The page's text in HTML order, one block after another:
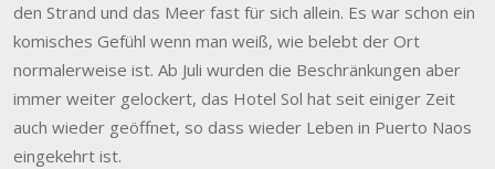
den Strand und das Meer fast für sich allein. Es war schon ein
komisches Gefühl wenn man weiß, wie belebt der Ort
normalerweise ist. Ab Juli wurden die Beschränkungen aber
immer weiter gelockert, das Hotel Sol hat seit einiger Zeit
auch wieder geöffnet, so dass wieder Leben in Puerto Naos
eingekehrt ist.